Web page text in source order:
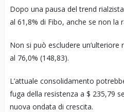
Dopo una pausa del trend
al 61,8% di Fibo, anche se non la
Non si può escludere un’ulteriore
al 76,0% (148,83).
L’attuale consolidamento
fuga della resistenza a $ 235,79
nuova ondata di crescita.